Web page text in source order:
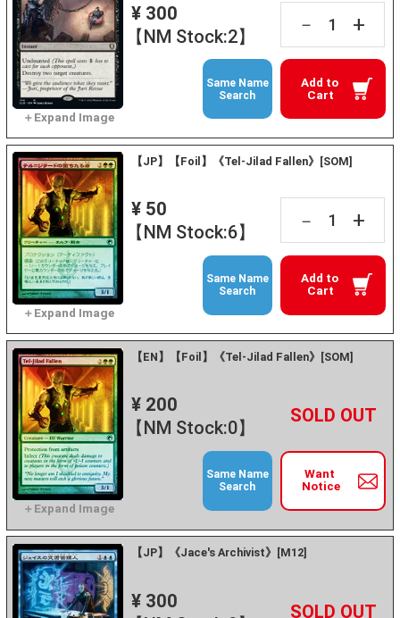
¥ 300
【NM Stock:2】
－ +
Add to
Cart
Same Name
Search
【JP】【Foil】《Tel-Jilad Fallen》[SOM]
¥ 50
【NM Stock:6】
－ +
Add to
Cart
Same Name
Search
【EN】【Foil】《Tel-Jilad Fallen》[SOM]
¥ 200
【NM Stock:0】
－ +
Want
Notice
Same Name
Search
【JP】《Jace's Archivist》[M12]
¥ 300
－ +